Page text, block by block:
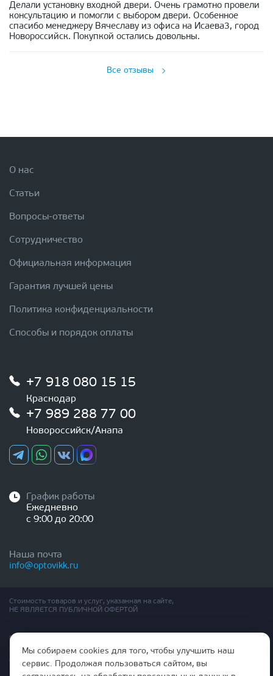
Делали установку входной двери. Очень грамотно провели
консультацию и помогли с выбором двери. Особенное
спасибо менеджеру Вячеславу из офиса на Исаева3, город
Новороссийск. Покупкой остались довольны.
Все отзывы
О нас
Статьи
Вопросы-ответы
Сотрудничество
Официальная информация
Гарантия лучшей цены
Политика конфиденциальности
Способы и порядок оплаты
+7 918 080 15 15
Краснодар
+7 989 288 77 00
Новороссийск/Анапа
График работы
Ежедневно
с 9:00 до 20:00
Наша почта
info@optovikk.ru
Стоимость товаров и услуг, указанная на сайте,
НЕ ЯВЛЯЕТСЯ ПУБЛИЧНОЙ ОФЕРТОЙ
Правила эксплутации входных и межкомнатных дверей
Политика обработки персональных данных
Согласие на обработку персональных данных
Мы собираем cookies для того, чтобы улучшить наш
сервис. Продолжая пользоваться сайтом, вы